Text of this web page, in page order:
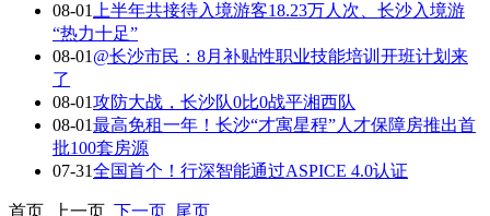
08-01
上半年共接待入境游客18.23万人次、长沙入境游
“热力十足”
08-01 @长沙市民：8月补贴性职业技能培训开班计划来
了
08-01攻防大战，长沙队0比0战平湘西队
08-01最高免租一年！长沙“才寓星程”人才保障房推出首
批100套房源
07-31全国首个！行深智能通过ASPICE 4.0认证
首页 上一页 下一页 尾页